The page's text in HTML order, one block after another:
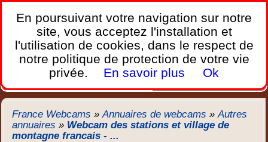
France Webcams,
Les webcams sur mobiles, portables et PC.
Home Bretagne Corse Plages Ports Montagnes
Trafic Chercher New
France Webcams »Annuaires de webcams »Autres
annuaires » Webcam des stations et village de
montagne francais - ...
En poursuivant votre navigation sur notre
site, vous acceptez l'installation et
l'utilisation de cookies, dans le respect de
notre politique de protection de votre vie
privée.
En savoir plus Ok